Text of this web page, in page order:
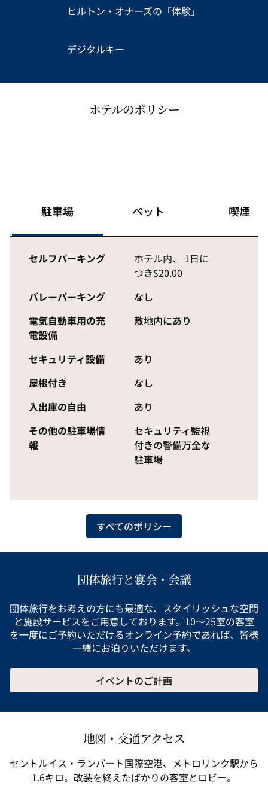
ヒルトン・オナーズの「体験」
デジタルキー
ホテルのポリシー
駐車場 ペット 喫煙
セルフパーキング ホテル内、
1日に
つき$20.00
バレーパーキング
なし
電気自動車用の充
電設備
敷地内にあり
セキュリティ設備
あり
屋根付き
なし
入出庫の自由
あり
その他の駐車場情
報
セキュリティ監視
付きの警備万全な
駐車場
すべてのポリシー
団体旅行と宴会・会議
団体旅行をお考えの方にも最適な、スタイリッシュな空間
と施設サービスをご用意しております。10～25室の客室
を一度にご予約いただけるオンライン予約であれば、皆様
一緒にお泊りいただけます。
イベントのご計画
地図・交通アクセス
セントルイス・ランバート国際空港、メトロリンク駅から
1.6キロ。改装を終えたばかりの客室とロビー。